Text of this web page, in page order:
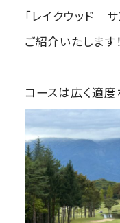
「レイクウッド
ご紹介いたします！
コースは広く適